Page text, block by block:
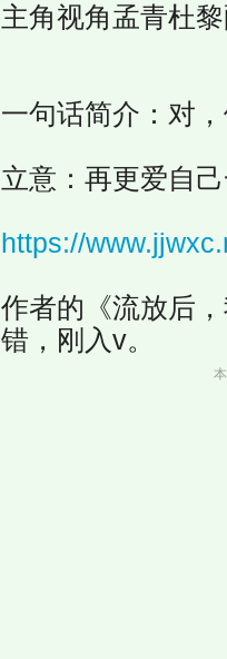
主角视角孟青杜
一句话简介：对
立意：再更爱自
https://
作者的《流放后
错，刚入v。